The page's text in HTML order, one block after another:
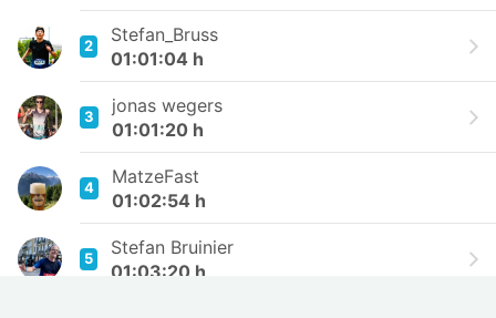
2
Stefan_Bruss
01:01:04 h
3
jonas wegers
01:01:20 h
4
MatzeFast
01:02:54 h
5
Stefan Bruinier
01:03:20 h